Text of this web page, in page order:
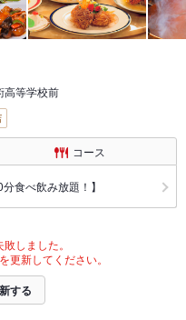
高等学校前
コース
食べ飲み放題！】
しました。
更新してください。
する